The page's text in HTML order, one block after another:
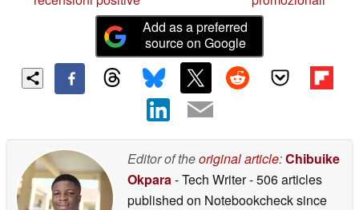
Add as a preferred
source on Google
Editor of theoriginal article:Chibuike
Okpara - Tech Writer- 506 articles
published on Notebookchecksince